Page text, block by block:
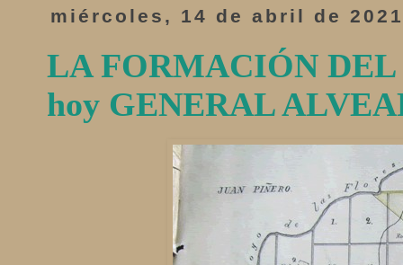
miércoles, 14 de abril de
LA FORMACIÓN
hoy GENERAL